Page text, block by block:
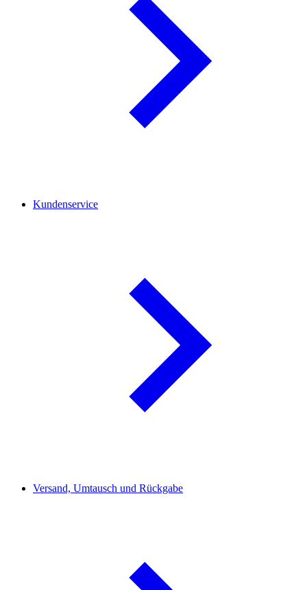
Kundenservice
Versand, Umtausch und Rückgabe